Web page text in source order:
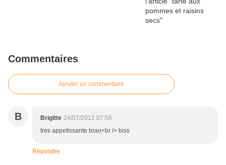
Commentaires
Ajouter un commentaire
B Brigitte 24/07/2012 07:56
tres appetissante brao<br /> biss
Répondre